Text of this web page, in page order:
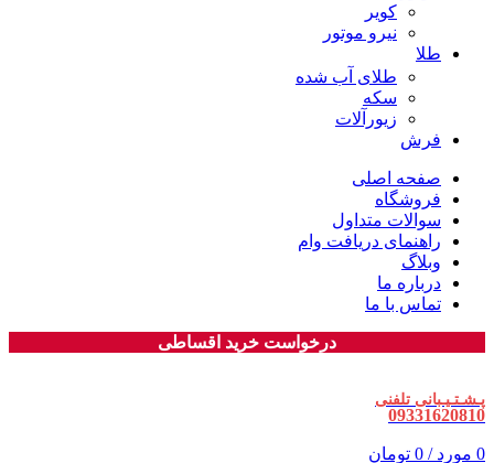
کویر
نیرو موتور
طلا
طلای آب شده
سکه
زیورآلات
فرش
صفحه اصلی
فروشگاه
سوالات متداول
راهنمای دریافت وام
وبلاگ
درباره ما
تماس با ما
درخواست خرید اقساطی
پـشـتـیـبانی تلفنی
09331620810
0 مورد /
0 تومان